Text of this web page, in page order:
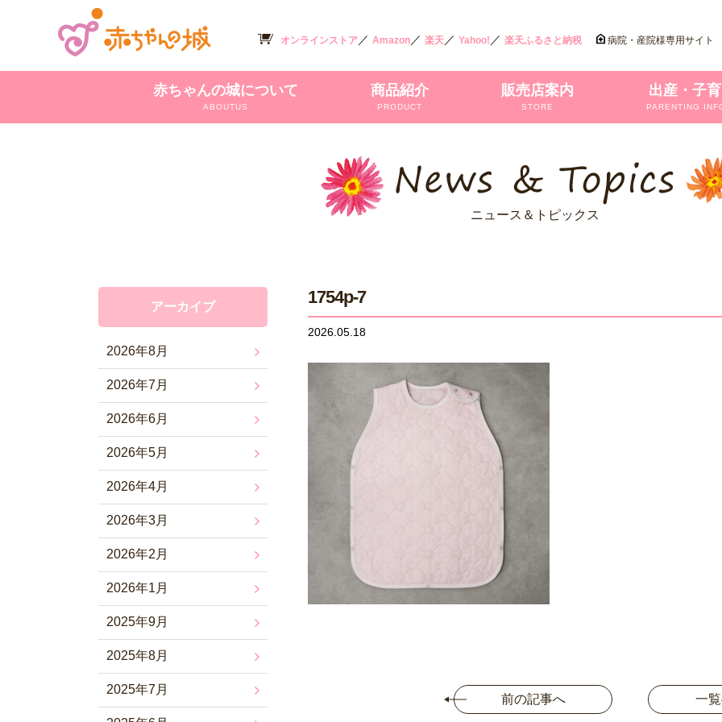
オンラインストア／ Amazon／ 楽天／ Yahoo! ／ 楽天ふるさと納税 病院・産院様専用サイト
赤ちゃんの城について
ABOUTUS
商品紹介
PRODUCT
販売店案内
STORE
出産・子
PARENTING
ニュース＆トピックス
1754p-7
2026.05.18
前の記事へ 一
アーカイブ
2026年8月
2026年7月
2026年6月
2026年5月
2026年4月
2026年3月
2026年2月
2026年1月
2025年9月
2025年8月
2025年7月